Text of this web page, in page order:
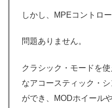
しかし、MPEコントロ
問題ありません。
クラシック・モードを
なアコースティック・
ができ、MODホイール